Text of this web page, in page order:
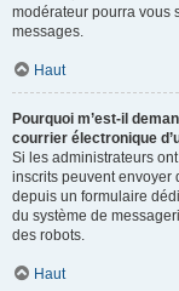
modérateur pourra vous
messages.
Haut
Pourquoi m’est-il
courrier électronique
Si les administrateurs
inscrits peuvent envoyer
depuis un formulaire
du système de
des robots.
Haut